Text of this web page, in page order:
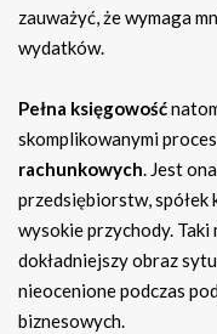
zauważyć, że wymaga
wydatków.
Pełna księgowość
skomplikowanymi
rachunkowych. Jest
przedsiębiorstw,
wysokie przychody.
dokładniejszy obraz
nieocenione podczas
biznesowych.